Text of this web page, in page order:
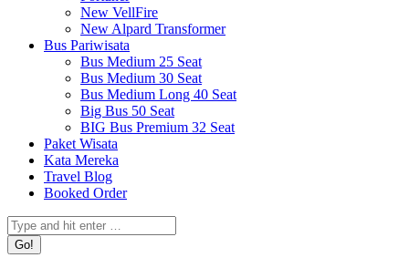
New VellFire
New Alpard Transformer
Bus Pariwisata
Bus Medium 25 Seat
Bus Medium 30 Seat
Bus Medium Long 40 Seat
Big Bus 50 Seat
BIG Bus Premium 32 Seat
Paket Wisata
Kata Mereka
Travel Blog
Booked Order
Search: